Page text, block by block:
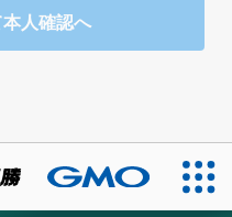
人確認へ